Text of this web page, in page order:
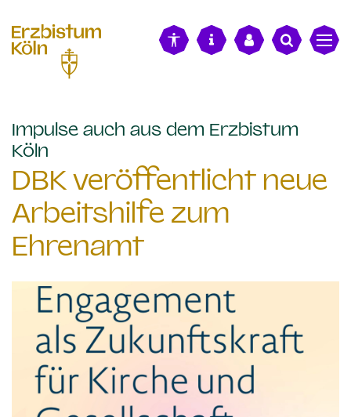
Impulse auch aus dem Erzbistum
Köln
DBK veröffentlicht neue
Arbeitshilfe zum
Ehrenamt